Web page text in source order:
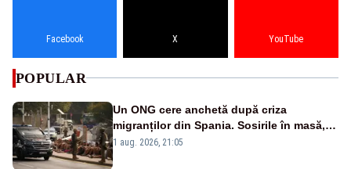
Facebook X YouTube
POPULAR
Un ONG cere anchetă după criza
migranților din Spania. Sosirile în masă,
imposibile fără ”acordul autorităților”
1 aug. 2026, 21:05